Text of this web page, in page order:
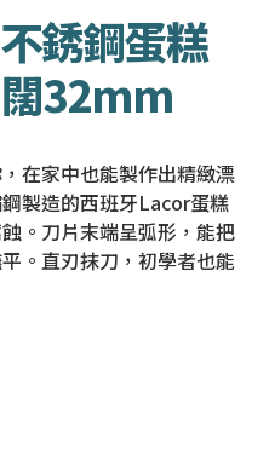
銹鋼蛋糕
32mm
在家中也能製作出精緻漂
製造的西班牙Lacor蛋糕
。刀片末端呈弧形，能把
。直刃抹刀，初學者也能